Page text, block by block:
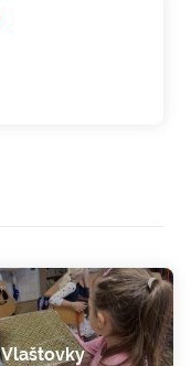
Vlaštovky